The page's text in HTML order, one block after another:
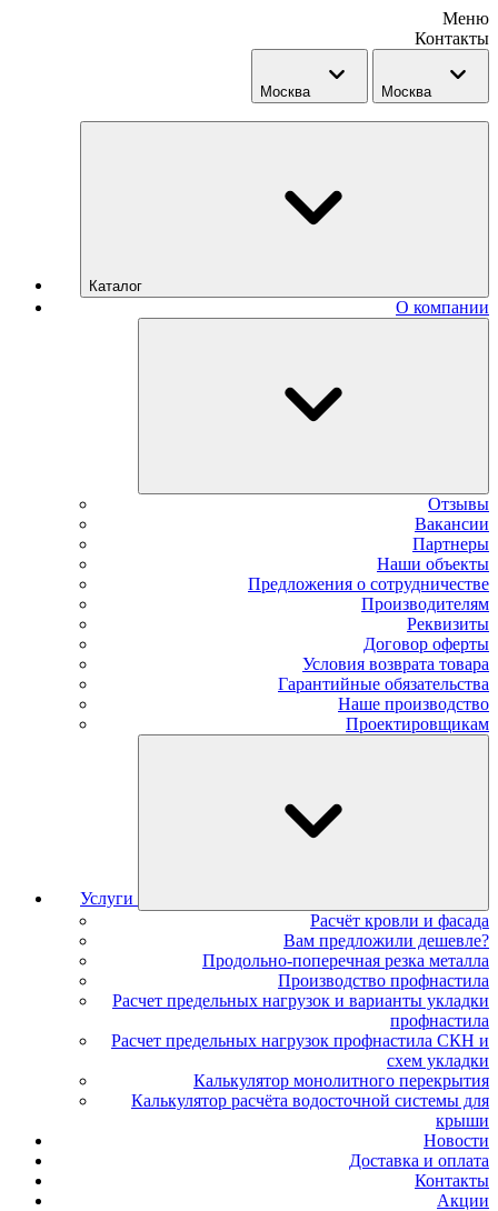
Меню
Контакты
Москва Москва
Каталог
О компании
Отзывы
Вакансии
Партнеры
Наши объекты
Предложения о сотрудничестве
Производителям
Реквизиты
Договор оферты
Условия возврата товара
Гарантийные обязательства
Наше производство
Проектировщикам
Услуги
Расчёт кровли и фасада
Вам предложили дешевле?
Продольно-поперечная резка металла
Производство профнастила
Расчет предельных нагрузок и варианты укладки
профнастила
Расчет предельных нагрузок профнастила СКН и
схем укладки
Калькулятор монолитного перекрытия
Калькулятор расчёта водосточной системы для
крыши
Новости
Доставка и оплата
Контакты
Акции